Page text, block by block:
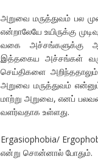
அறுவை மருத்துவம் பல
என்றாலேயே உயிருக்கு
வகை அச்சங்களுக்கு
இத்தகைய அச்சங்கள்
செய்திகளை
அறுவை மருத்துவம்
மாற்று அறுவை, எனப்
வளர்வதாக உள்ளது.
Ergasiophobia/
என்று சொன்னால் போதும்.